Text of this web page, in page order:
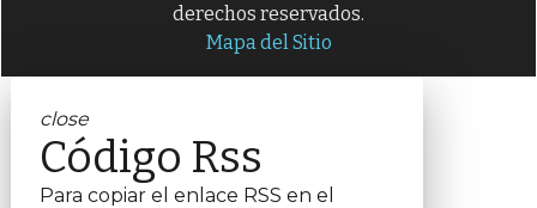
derechos reservados.
Mapa del Sitio
close
Código Rss
Para copiar el enlace RSS en el